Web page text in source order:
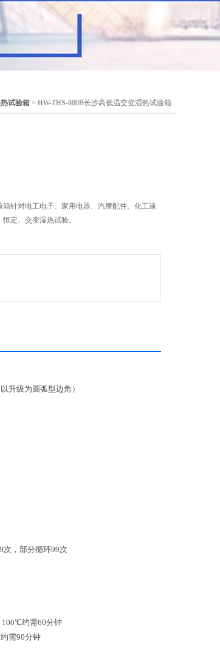
试验箱 > HW-THS-800B长沙高低温交变湿热试验箱
针对电工电子、家用电器、汽摩配件、化工涂
定、交变湿热试验。
升级为圆弧型边角）
次，部分循环99次
100℃约需60分钟
需90分钟